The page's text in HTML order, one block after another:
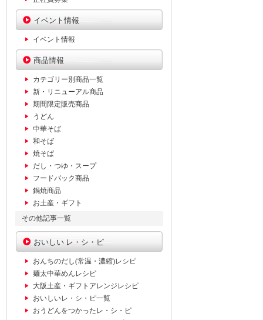
イベント情報
イベント情報
商品情報
カテゴリー別商品一覧
新・リニューアル商品
期間限定販売商品
うどん
中華そば
和そば
焼そば
だし・つゆ・スープ
フードパック商品
鍋焼商品
お土産・ギフト
その他記事一覧
おいしい レ・シ・ピ
おんちのだし(常温・濃縮)レシピ
麺太中華めんレシピ
大阪土産・ギフトアレンジレシピ
おいしいレ・シ・ピ一覧
おうどんをつかったレ・シ・ピ